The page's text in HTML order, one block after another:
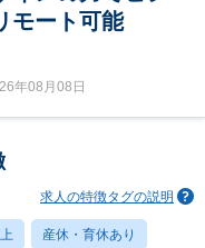
モート可能
年08月08日
求人の特徴タグの説明
産休・育休あり